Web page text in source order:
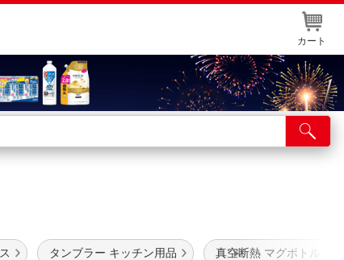
カート
報・店舗一覧
タンブラー キッチン用品 真空断熱 マグボトル